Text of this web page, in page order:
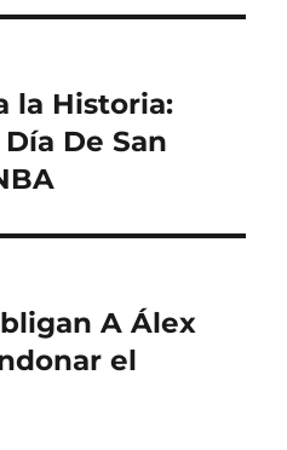
la Historia:
De San
A Álex
el